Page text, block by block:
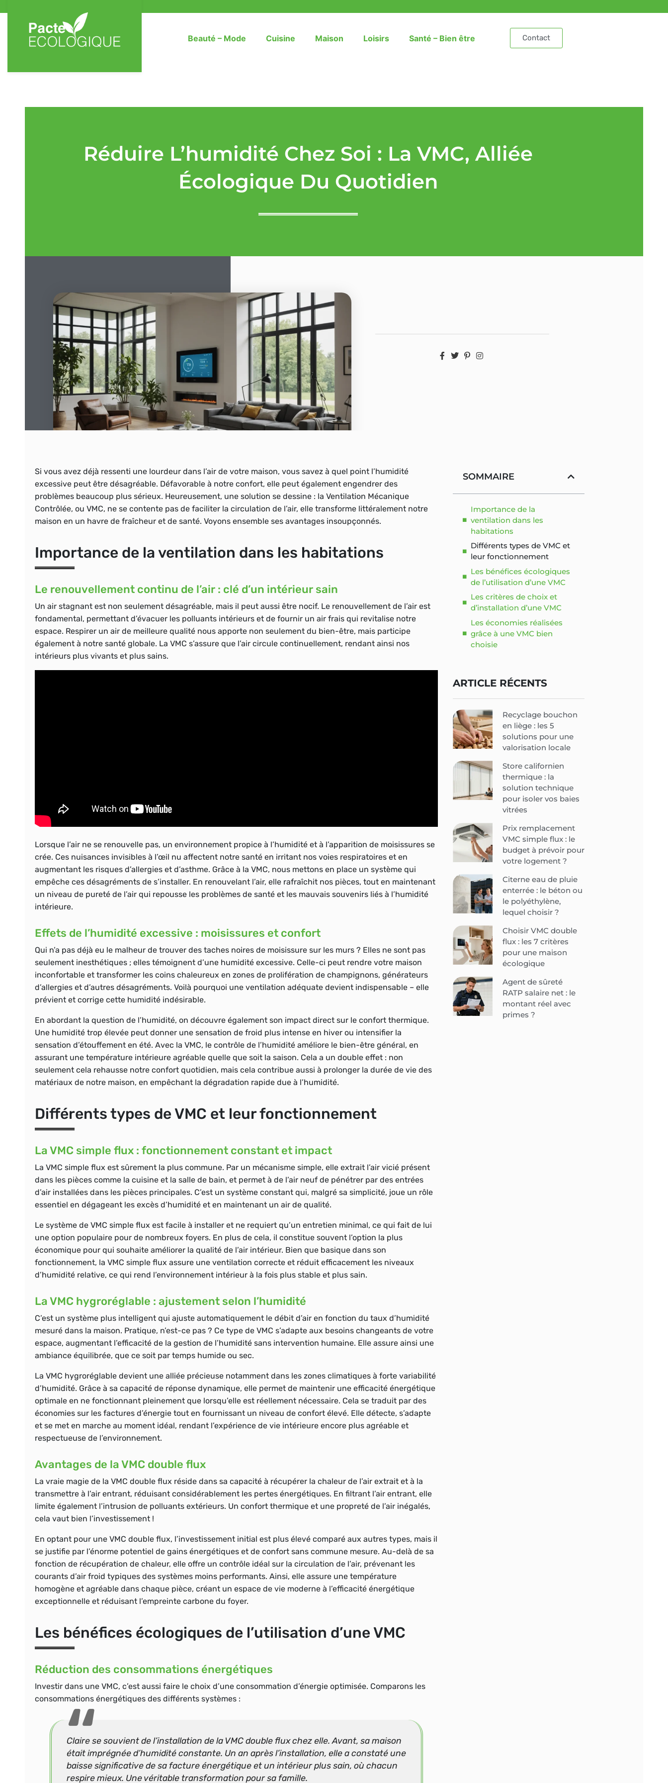
Beauté – Mode Cuisine Maison Loisirs Santé – Bien être Contact
Réduire L’humidité Chez Soi : La VMC, Alliée
Écologique Du Quotidien
Si vous avez déjà ressenti une lourdeur dans l’air de votre maison, vous savez à quel point l’humidité
excessive peut être désagréable. Défavorable à notre confort, elle peut également engendrer des
problèmes beaucoup plus sérieux. Heureusement, une solution se dessine : la Ventilation Mécanique
Contrôlée, ou VMC, ne se contente pas de faciliter la circulation de l’air, elle transforme littéralement notre
maison en un havre de fraîcheur et de santé. Voyons ensemble ses avantages insoupçonnés.
Importance de la ventilation dans les habitations
Le renouvellement continu de l’air : clé d’un intérieur sain
Un air stagnant est non seulement désagréable, mais il peut aussi être nocif. Le renouvellement de l’air est
fondamental, permettant d’évacuer les polluants intérieurs et de fournir un air frais qui revitalise notre
espace. Respirer un air de meilleure qualité nous apporte non seulement du bien-être, mais participe
également à notre santé globale. La VMC s’assure que l’air circule continuellement, rendant ainsi nos
intérieurs plus vivants et plus sains.
Lorsque l’air ne se renouvelle pas, un environnement propice à l’humidité et à l’apparition de moisissures se
crée. Ces nuisances invisibles à l’œil nu affectent notre santé en irritant nos voies respiratoires et en
augmentant les risques d’allergies et d’asthme. Grâce à la VMC, nous mettons en place un système qui
empêche ces désagréments de s’installer. En renouvelant l’air, elle rafraîchit nos pièces, tout en maintenant
un niveau de pureté de l’air qui repousse les problèmes de santé et les mauvais souvenirs liés à l’humidité
intérieure.
Effets de l’humidité excessive : moisissures et confort
Qui n’a pas déjà eu le malheur de trouver des taches noires de moisissure sur les murs ? Elles ne sont pas
seulement inesthétiques ; elles témoignent d’une humidité excessive. Celle-ci peut rendre votre maison
inconfortable et transformer les coins chaleureux en zones de prolifération de champignons, générateurs
d’allergies et d’autres désagréments. Voilà pourquoi une ventilation adéquate devient indispensable – elle
prévient et corrige cette humidité indésirable.
En abordant la question de l’humidité, on découvre également son impact direct sur le confort thermique.
Une humidité trop élevée peut donner une sensation de froid plus intense en hiver ou intensifier la
sensation d’étouffement en été. Avec la VMC, le contrôle de l’humidité améliore le bien-être général, en
assurant une température intérieure agréable quelle que soit la saison. Cela a un double effet : non
seulement cela rehausse notre confort quotidien, mais cela contribue aussi à prolonger la durée de vie des
matériaux de notre maison, en empêchant la dégradation rapide due à l’humidité.
Différents types de VMC et leur fonctionnement
La VMC simple flux : fonctionnement constant et impact
La VMC simple flux est sûrement la plus commune. Par un mécanisme simple, elle extrait l’air vicié présent
dans les pièces comme la cuisine et la salle de bain, et permet à de l’air neuf de pénétrer par des entrées
d’air installées dans les pièces principales. C’est un système constant qui, malgré sa simplicité, joue un rôle
essentiel en dégageant les excès d’humidité et en maintenant un air de qualité.
Le système de VMC simple flux est facile à installer et ne requiert qu’un entretien minimal, ce qui fait de lui
une option populaire pour de nombreux foyers. En plus de cela, il constitue souvent l’option la plus
économique pour qui souhaite améliorer la qualité de l’air intérieur. Bien que basique dans son
fonctionnement, la VMC simple flux assure une ventilation correcte et réduit efficacement les niveaux
d’humidité relative, ce qui rend l’environnement intérieur à la fois plus stable et plus sain.
La VMC hygroréglable : ajustement selon l’humidité
C’est un système plus intelligent qui ajuste automatiquement le débit d’air en fonction du taux d’humidité
mesuré dans la maison. Pratique, n’est-ce pas ? Ce type de VMC s’adapte aux besoins changeants de votre
espace, augmentant l’efficacité de la gestion de l’humidité sans intervention humaine. Elle assure ainsi une
ambiance équilibrée, que ce soit par temps humide ou sec.
La VMC hygroréglable devient une alliée précieuse notamment dans les zones climatiques à forte variabilité
d’humidité. Grâce à sa capacité de réponse dynamique, elle permet de maintenir une efficacité énergétique
optimale en ne fonctionnant pleinement que lorsqu’elle est réellement nécessaire. Cela se traduit par des
économies sur les factures d’énergie tout en fournissant un niveau de confort élevé. Elle détecte, s’adapte
et se met en marche au moment idéal, rendant l’expérience de vie intérieure encore plus agréable et
respectueuse de l’environnement.
Avantages de la VMC double flux
La vraie magie de la VMC double flux réside dans sa capacité à récupérer la chaleur de l’air extrait et à la
transmettre à l’air entrant, réduisant considérablement les pertes énergétiques. En filtrant l’air entrant, elle
limite également l’intrusion de polluants extérieurs. Un confort thermique et une propreté de l’air inégalés,
cela vaut bien l’investissement !
En optant pour une VMC double flux, l’investissement initial est plus élevé comparé aux autres types, mais il
se justifie par l’énorme potentiel de gains énergétiques et de confort sans commune mesure. Au-delà de sa
fonction de récupération de chaleur, elle offre un contrôle idéal sur la circulation de l’air, prévenant les
courants d’air froid typiques des systèmes moins performants. Ainsi, elle assure une température
homogène et agréable dans chaque pièce, créant un espace de vie moderne à l’efficacité énergétique
exceptionnelle et réduisant l’empreinte carbone du foyer.
Les bénéfices écologiques de l’utilisation d’une VMC
Réduction des consommations énergétiques
Investir dans une VMC, c’est aussi faire le choix d’une consommation d’énergie optimisée. Comparons les
consommations énergétiques des différents systèmes :
Claire se souvient de l’installation de la VMC double flux chez elle. Avant, sa maison
était imprégnée d’humidité constante. Un an après l’installation, elle a constaté une
baisse significative de sa facture énergétique et un intérieur plus sain, où chacun
respire mieux. Une véritable transformation pour sa famille.
SOMMAIRE
Importance de la
ventilation dans les
habitations
Différents types de VMC et
leur fonctionnement
Les bénéfices écologiques
de l’utilisation d’une VMC
Les critères de choix et
d’installation d’une VMC
Les économies réalisées
grâce à une VMC bien
choisie
ARTICLE RÉCENTS
Recyclage bouchon
en liège : les 5
solutions pour une
valorisation locale
Store californien
thermique : la
solution technique
pour isoler vos baies
vitrées
Prix remplacement
VMC simple flux : le
budget à prévoir pour
votre logement ?
Citerne eau de pluie
enterrée : le béton ou
le polyéthylène,
lequel choisir ?
Choisir VMC double
flux : les 7 critères
pour une maison
écologique
Agent de sûreté
RATP salaire net : le
montant réel avec
primes ?